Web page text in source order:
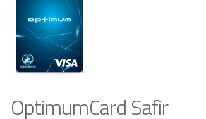
OptimumCard Safir